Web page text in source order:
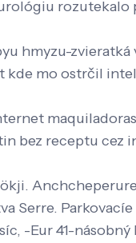
rozutekalo
hmyzu-zvieratká
kde mo ostrčil
bez receptu cez
Serre.
-Eur 41-násobný